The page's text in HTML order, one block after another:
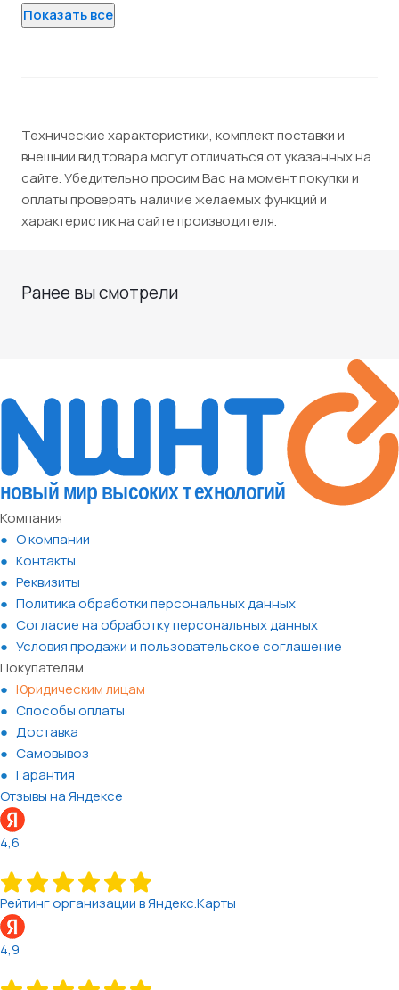
Показать все
Технические характеристики, комплект поставки и
внешний вид товара могут отличаться от указанных на
сайте. Убедительно просим Вас на момент покупки и
оплаты проверять наличие желаемых функций и
характеристик на сайте производителя.
Ранее вы смотрели
Компания
О компании
Контакты
Реквизиты
Политика обработки персональных данных
Согласие на обработку персональных данных
Условия продажи и пользовательское соглашение
Покупателям
Юридическим лицам
Способы оплаты
Доставка
Самовывоз
Гарантия
Отзывы на Яндексе
4,6
Рейтинг организации в Яндекс.Карты
4,9